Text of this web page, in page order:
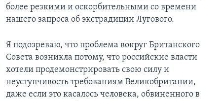
более резкими и оскорбительными со времени
нашего запроса об экстрадиции Лугового.
Я подозреваю, что проблема вокруг Британского
Совета возникла потому, что российские власти
хотели продемонстрировать свою силу и
неуступчивость требованиям Великобритании,
даже если это касалось человека, обвиненного в